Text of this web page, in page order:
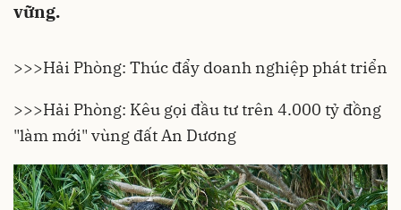
vững.
>>>Hải Phòng: Thúc đẩy doanh nghiệp phát triển
>>>Hải Phòng: Kêu gọi đầu tư trên 4.000 tỷ đồng
"làm mới" vùng đất An Dương